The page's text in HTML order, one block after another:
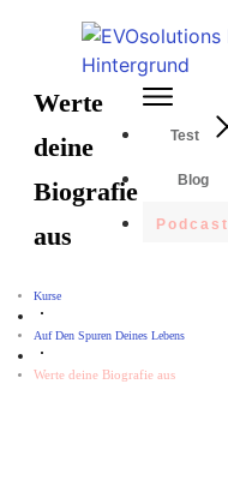
Test
Blog
Podcast
Werte
deine
Biografie
aus
Kurse
Auf Den Spuren Deines Lebens
Werte deine Biografie aus